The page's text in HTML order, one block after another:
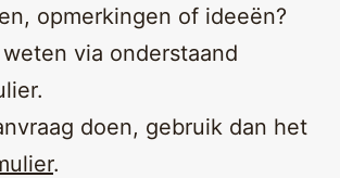
opmerkingen of ideeën?
via onderstaand
doen, gebruik dan het
.